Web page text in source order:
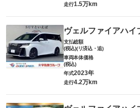
走行1.5万km
ヴェルファイアハイ
支払総額
(税込)(リ済込・追)
車両本体価格
(税込)
年式2023年
走行4.2万km